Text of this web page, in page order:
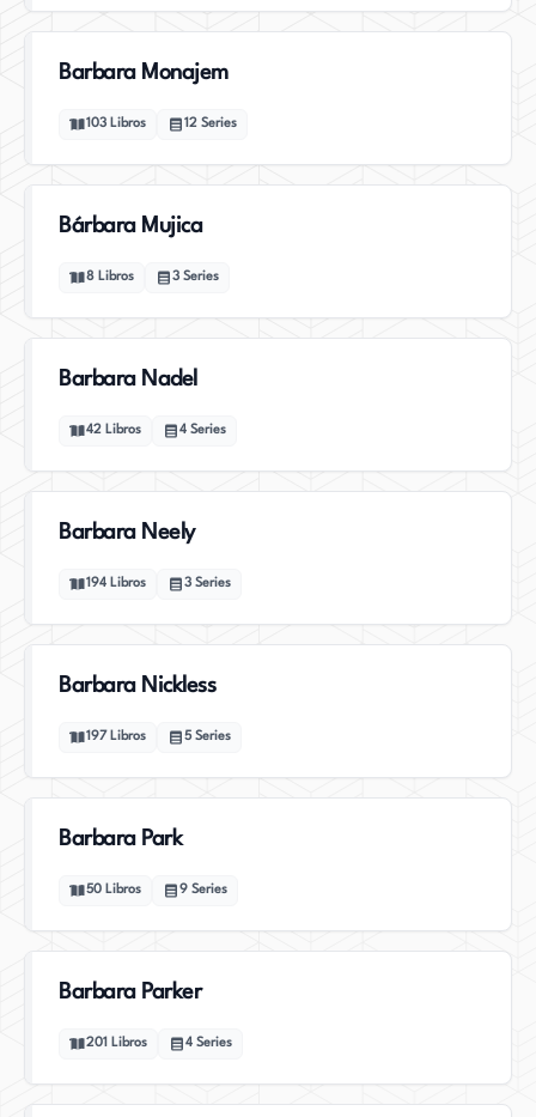
Barbara Monajem
103 Libros 12 Series
Bárbara Mujica
8 Libros 3 Series
Barbara Nadel
42 Libros 4 Series
Barbara Neely
194 Libros 3 Series
Barbara Nickless
197 Libros 5 Series
Barbara Park
50 Libros 9 Series
Barbara Parker
201 Libros 4 Series